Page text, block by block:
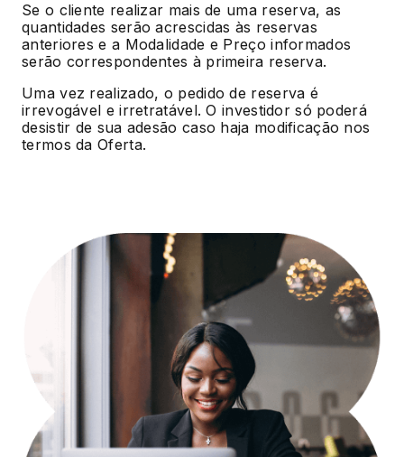
Se o cliente realizar mais de uma reserva, as
quantidades serão acrescidas às reservas
anteriores e a Modalidade e Preço informados
serão correspondentes à primeira reserva.
Uma vez realizado, o pedido de reserva é
irrevogável e irretratável. O investidor só poderá
desistir de sua adesão caso haja modificação nos
termos da Oferta.